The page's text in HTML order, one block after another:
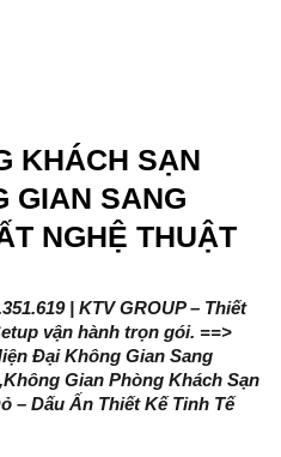
KHÁCH SẠN
GIAN SANG
NGHỆ THUẬT
| KTV GROUP – Thiết
vận hành trọn gói. ==>
Đại Không Gian Sang
Gian Phòng Khách Sạn
– Dấu Ấn Thiết Kế Tinh Tế